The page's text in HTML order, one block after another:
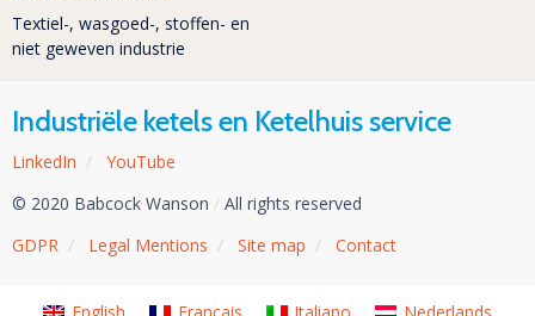
Textiel-, wasgoed-, stoffen- en
niet geweven industrie
Industriële ketels en Ketelhuis service
LinkedIn /
YouTube
© 2020 Babcock Wanson / All rights reserved
GDPR / Legal Mentions / Site map / Contact
English Français Italiano Nederlands